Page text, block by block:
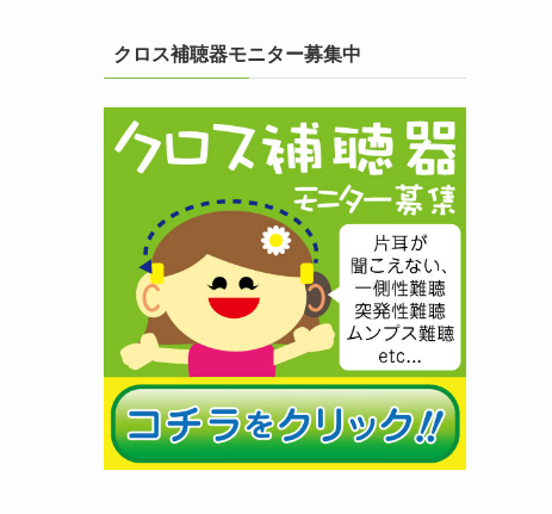
クロス補聴器モニター募集中